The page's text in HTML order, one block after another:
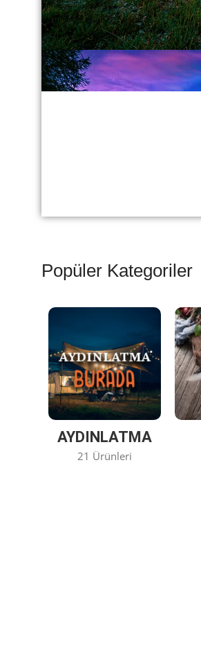
Popüler Kategoriler
AYDINLATMA
21 Ürünleri